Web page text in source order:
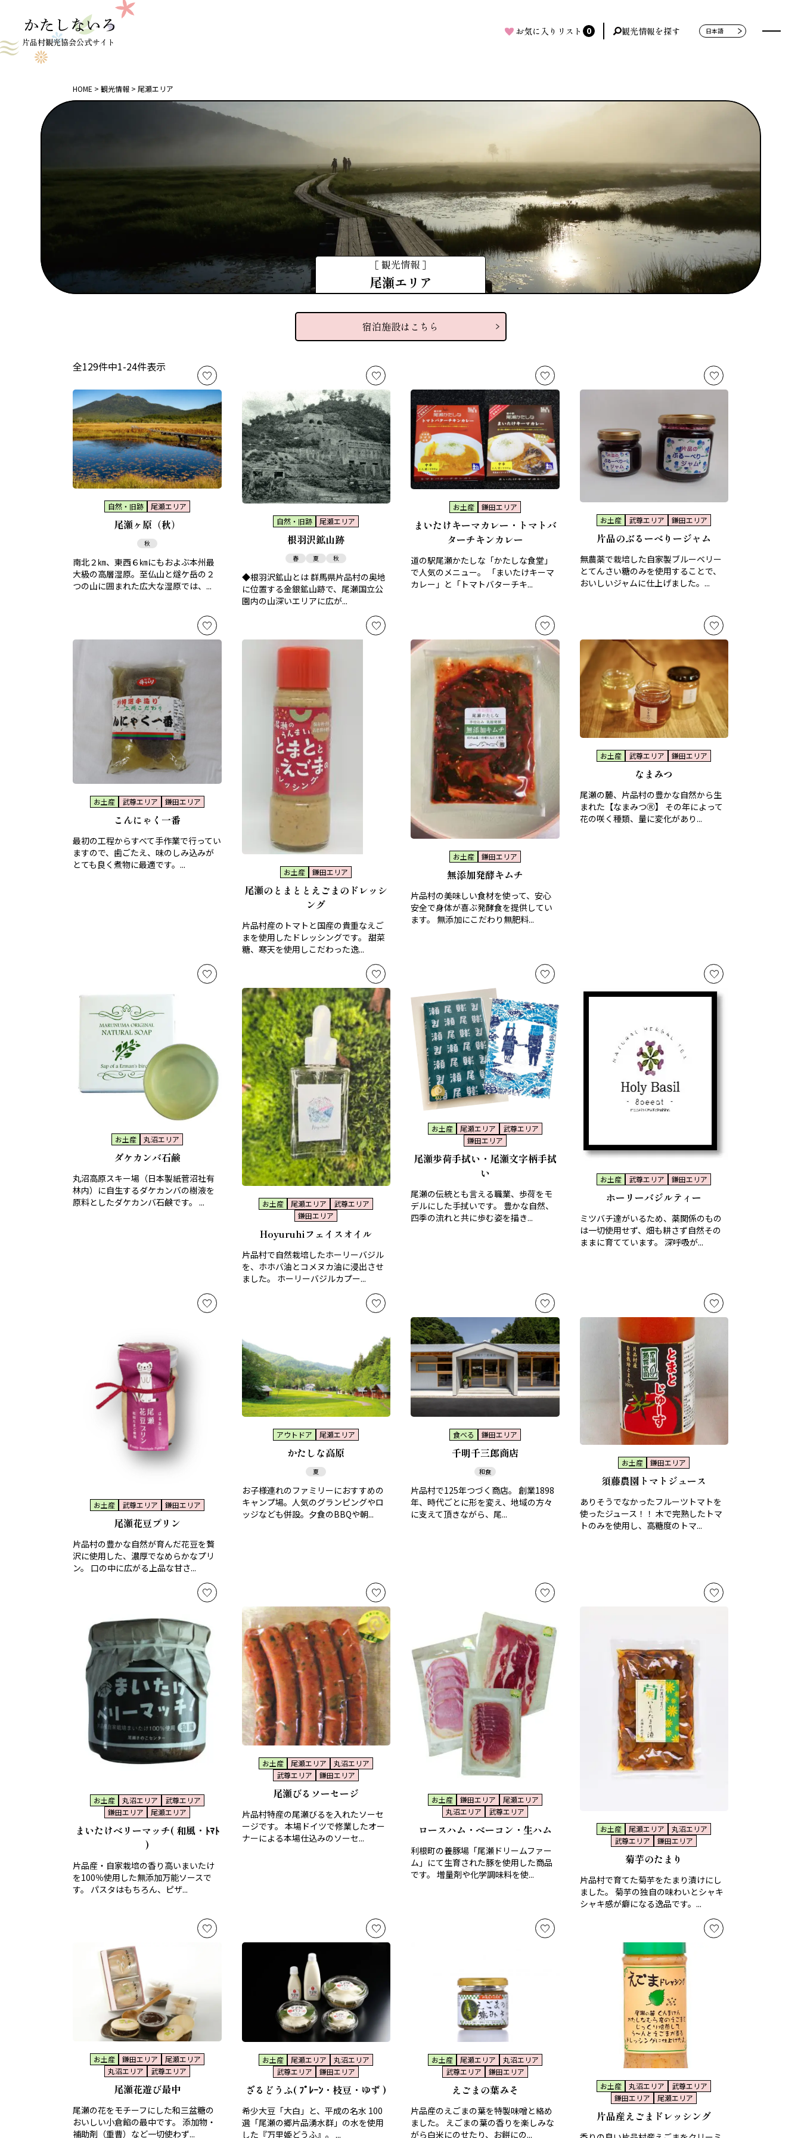
片品村観光協会公式サイト
お気に入りリスト 0 観光情報を探す
HOME 観光情報 尾瀬エリア
［ 観光情報 ］
尾瀬エリア
宿泊施設はこちら
全129件中1-24件表示
自然・旧跡 尾瀬エリア
尾瀬ヶ原（秋）
秋
南北２㎞、東西６㎞にもおよぶ本州最
大級の高層湿原。至仏山と燧ケ岳の２
つの山に囲まれた広大な湿原では、...
自然・旧跡 尾瀬エリア
根羽沢鉱山跡
春 夏 秋
◆根羽沢鉱山とは 群馬県片品村の奥地
に位置する金銀鉱山跡で、尾瀬国立公
園内の山深いエリアに広が...
お土産 鎌田エリア
まいたけキーマカレー・トマトバ
ターチキンカレー
道の駅尾瀬かたしな「かたしな食堂」
で人気のメニュー。 「まいたけキーマ
カレー」と「トマトバターチキ...
お土産 武尊エリア 鎌田エリア
片品のぶるーべりージャム
無農薬で栽培した自家製ブルーベリー
とてんさい糖のみを使用することで、
おいしいジャムに仕上げました。...
お土産 武尊エリア 鎌田エリア
こんにゃく一番
最初の工程からすべて手作業で行ってい
ますので、歯ごたえ、味のしみ込みが
とても良く煮物に最適です。...
お土産 鎌田エリア
尾瀬のとまととえごまのドレッシ
ング
片品村産のトマトと国産の貴重なえご
まを使用したドレッシングです。 甜菜
糖、寒天を使用しこだわった逸...
お土産 鎌田エリア
無添加発酵キムチ
片品村の美味しい食材を使って、安心
安全で身体が喜ぶ発酵食を提供してい
ます。 無添加にこだわり無肥料...
お土産 武尊エリア 鎌田エリア
なまみつ
尾瀬の麓、片品村の豊かな自然から生
まれた【なまみつⓇ】 その年によって
花の咲く種類、量に変化があり...
お土産 丸沼エリア
ダケカンバ石鹸
丸沼高原スキー場（日本製紙菅沼社有
林内）に自生するダケカンバの樹液を
原料としたダケカンバ石鹸です。 ...
お土産 尾瀬エリア
武尊エリア
鎌田エリア
Hoyuruhiフェイスオイル
片品村で自然栽培したホーリーバジル
を、ホホバ油とコメヌカ油に浸出させ
ました。 ホーリーバジルカプー...
お土産 尾瀬エリア
武尊エリア
鎌田エリア
尾瀬歩荷手拭い・尾瀬文字柄手拭
い
尾瀬の伝統とも言える職業、歩荷をモ
デルにした手拭いです。 豊かな自然、
四季の流れと共に歩む姿を描き...
お土産 武尊エリア 鎌田エリア
ホーリーバジルティー
ミツバチ達がいるため、薬関係のもの
は一切使用せず、畑も耕さず自然その
ままに育てています。 深呼吸が...
お土産 武尊エリア 鎌田エリア
尾瀬花豆プリン
片品村の豊かな自然が育んだ花豆を贅
沢に使用した、濃厚でなめらかなプリ
ン。 口の中に広がる上品な甘さ...
アウトドア 尾瀬エリア
かたしな高原
夏
お子様連れのファミリーにおすすめの
キャンプ場。人気のグランピングやロ
ッジなども併設。夕食のBBQや朝...
食べる 鎌田エリア
千明千三郎商店
和食
片品村で125年つづく商店。 創業1898
年、時代ごとに形を変え、地域の方々
に支えて頂きながら、尾...
お土産 鎌田エリア
須藤農園トマトジュース
ありそうでなかったフルーツトマトを
使ったジュース！！ 木で完熟したトマ
トのみを使用し、高糖度のトマ...
お土産 丸沼エリア
武尊エリア
鎌田エリア
尾瀬エリア
まいたけベリーマッチ( 和風・ﾄﾏﾄ
)
片品産・自家栽培の香り高いまいたけ
を100％使用した無添加万能ソースで
す。 パスタはもちろん、ピザ...
お土産 尾瀬エリア
丸沼エリア
武尊エリア
鎌田エリア
尾瀬びるソーセージ
片品村特産の尾瀬びるを入れたソーセ
ージです。 本場ドイツで修業したオー
ナーによる本場仕込みのソーセ...
お土産 鎌田エリア
尾瀬エリア
丸沼エリア
武尊エリア
ロースハム・ベーコン・生ハム
利根町の養豚場「尾瀬ドリームファー
ム」にて生育された豚を使用した商品
です。 増量剤や化学調味料を使...
お土産 尾瀬エリア
丸沼エリア
武尊エリア
鎌田エリア
菊芋のたまり
片品村で育てた菊芋をたまり漬けにし
ました。 菊芋の独自の味わいとシャキ
シャキ感が癖になる逸品です。...
お土産 鎌田エリア
尾瀬エリア
丸沼エリア
武尊エリア
尾瀬花遊び最中
尾瀬の花をモチーフにした和三盆糖の
おいしい小倉餡の最中です。 添加物・
補助剤（重曹）など一切使わず...
お土産 尾瀬エリア
丸沼エリア
武尊エリア
鎌田エリア
ざるどうふ( ﾌﾟﾚｰﾝ・枝豆・ゆず )
希少大豆「大白」と、平成の名水 100
選「尾瀬の郷片品湧水群」の水を使用
した『万里姫どうふ』。 ...
お土産 尾瀬エリア
丸沼エリア
武尊エリア
鎌田エリア
えごまの葉みそ
片品産のえごまの葉を特製味噌と絡め
ました。 えごまの葉の香りを楽しみな
がら白米にのせたり、お餅にの...
お土産 丸沼エリア
武尊エリア
鎌田エリア
尾瀬エリア
片品産えごまドレッシング